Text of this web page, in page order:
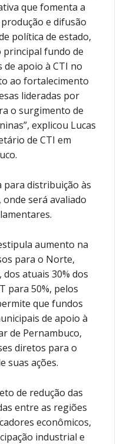
que fomenta a
e difusão
política de estado,
principal fundo de
de apoio à CTI no
ao fortalecimento
lideradas por
o surgimento de
explicou Lucas
de CTI em
para distribuição às
será avaliado
aumento na
para o Norte,
atuais 30% dos
para 50%, pelos
que fundos
de apoio à
de Pernambuco,
diretos para o
suas ações.
de redução das
entre as regiões
econômicos,
industrial e